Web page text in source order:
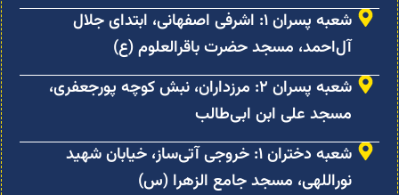
شعبه پسران ۱: اشرفی اصفهانی، ابتدای جلال
آل‌احمد، مسجد حضرت باقرالعلوم (ع)
شعبه پسران ۲: مرزداران، نبش کوچه پورجعفری،
مسجد علی ابن ابی‌طالب
شعبه دختران ۱: خروجی آتی‌ساز، خیابان شهید
نوراللهی، مسجد جامع الزهرا (س)